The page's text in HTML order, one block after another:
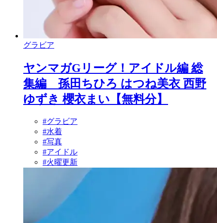
グラビア
ヤンマガGリーグ！アイドル編 総
集編 孫田ちひろ はつね美衣 西野
ゆずき 櫻衣まい【無料分】
#グラビア
#水着
#写真
#アイドル
#火曜更新